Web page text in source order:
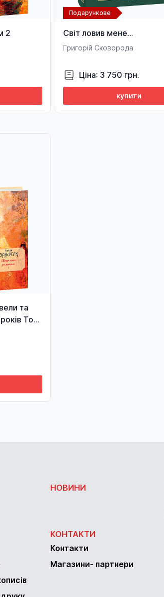
2
Подарункове
Світ ловив мене…
Григорій Сковорода
Ціна: 3 750 грн.
купити
та
Том
НОВИНИ
КОНТАКТИ
Контакти
Магазини- партнери